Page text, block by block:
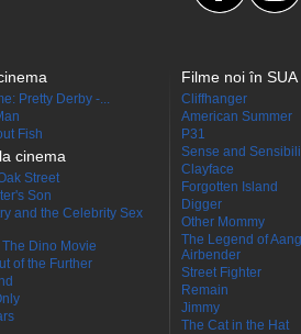
Pretty Derby -...
Fish
cinema
Street
Son
and the Celebrity Sex
The Dino Movie
of the Further
Filme noi în SUA
Cliffhanger
American Summer
P31
Sense and
Clayface
Forgotten Island
Digger
Other Mommy
The Legend of
Airbender
Street Fighter
Remain
Jimmy
The Cat in the Hat